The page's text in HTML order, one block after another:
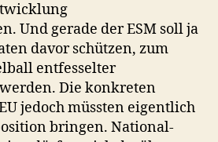
Und gerade der ESM soll ja
davor schützen, zum
entfesselter
Die konkreten
jedoch müssten eigentlich
bringen. National-